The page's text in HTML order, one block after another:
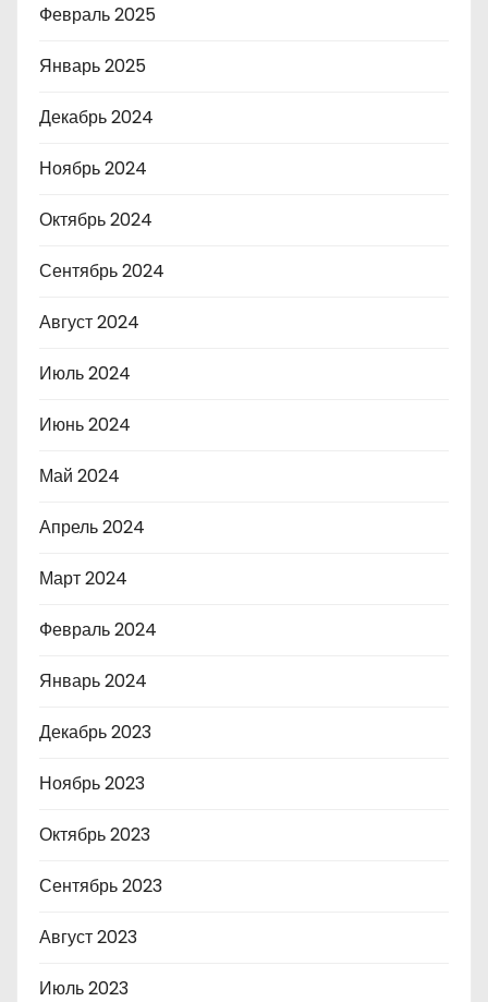
Февраль 2025
Январь 2025
Декабрь 2024
Ноябрь 2024
Октябрь 2024
Сентябрь 2024
Август 2024
Июль 2024
Июнь 2024
Май 2024
Апрель 2024
Март 2024
Февраль 2024
Январь 2024
Декабрь 2023
Ноябрь 2023
Октябрь 2023
Сентябрь 2023
Август 2023
Июль 2023